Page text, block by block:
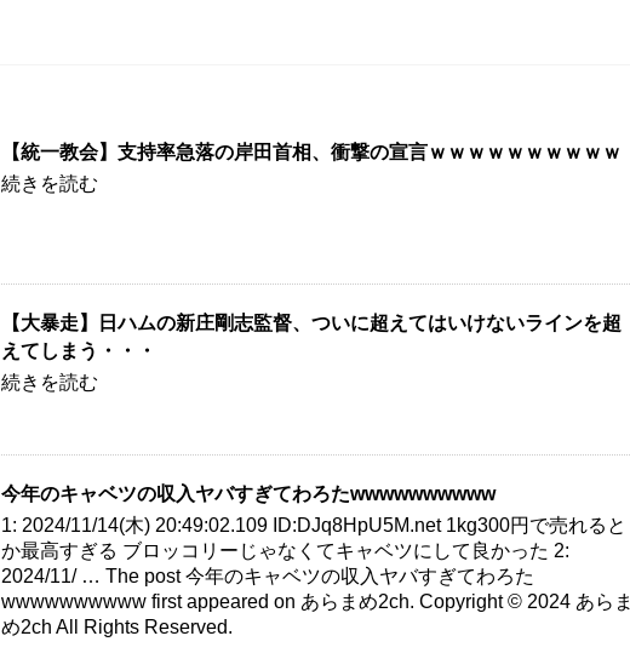
【統一教会】支持率急落の岸田首相、衝撃の宣言ｗｗｗｗｗｗｗｗｗｗ
続きを読む
【大暴走】日ハムの新庄剛志監督、ついに超えてはいけないラインを超
えてしまう・・・
続きを読む
今年のキャベツの収入ヤバすぎてわろたwwwwwwwwww
1: 2024/11/14(木) 20:49:02.109 ID:DJq8HpU5M.net 1kg300円で売れると
か最高すぎる ブロッコリーじゃなくてキャベツにして良かった 2:
2024/11/ … The post 今年のキャベツの収入ヤバすぎてわろた
wwwwwwwwww first appeared on あらまめ2ch. Copyright © 2024 あらま
め2ch All Rights Reserved.